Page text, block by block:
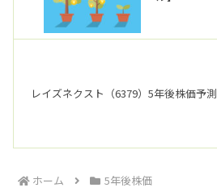
レイズネクスト（6379）5年後株価予測
ホーム 5年後株価